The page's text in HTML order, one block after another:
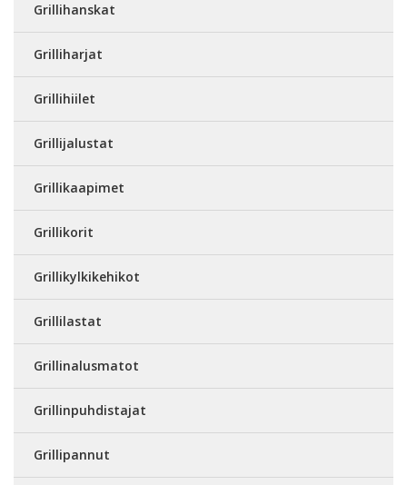
Grillihanskat
Grilliharjat
Grillihiilet
Grillijalustat
Grillikaapimet
Grillikorit
Grillikylkikehikot
Grillilastat
Grillinalusmatot
Grillinpuhdistajat
Grillipannut